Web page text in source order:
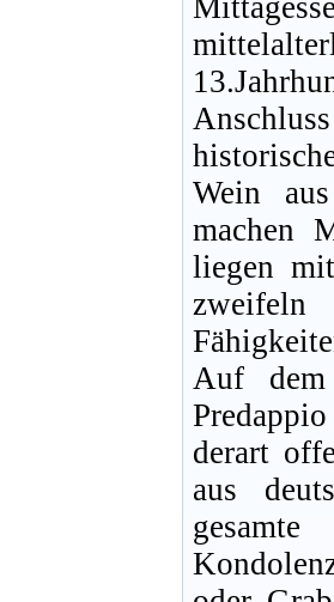
Wein
machen
liegen
Auf
derart
aus